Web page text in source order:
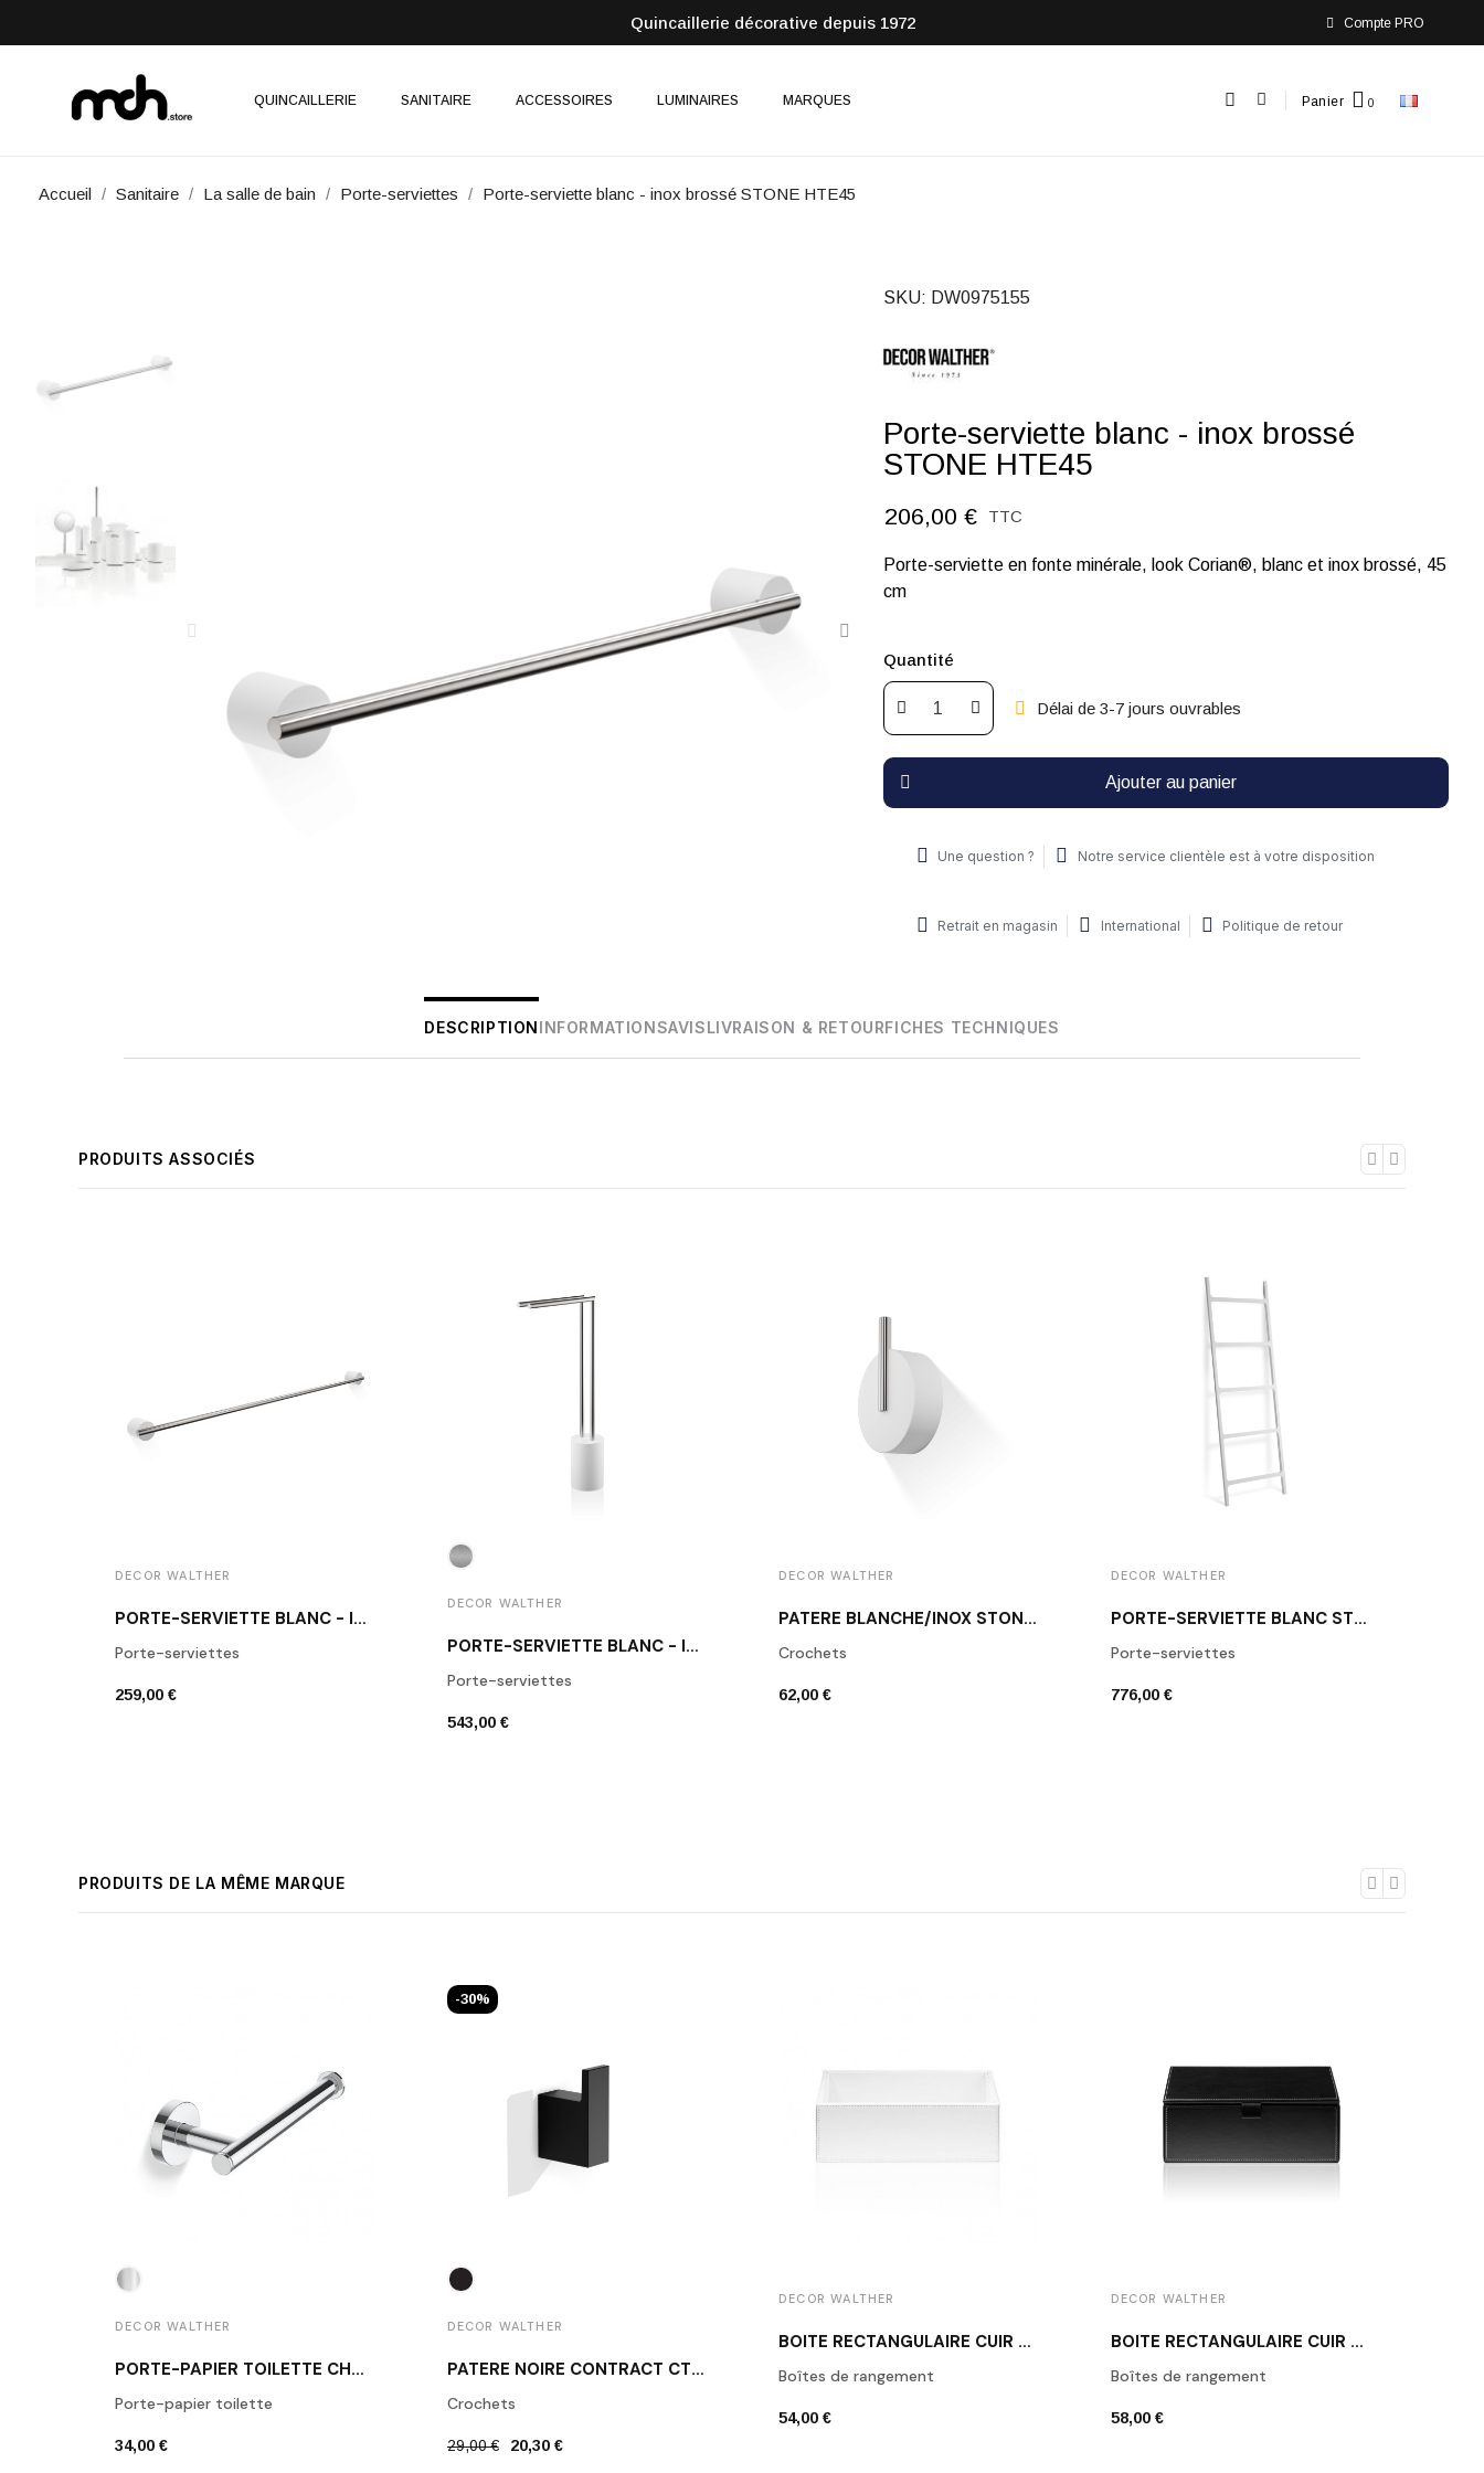
Quincaillerie décorative depuis 1972 Compte PRO
QUINCAILLERIE SANITAIRE ACCESSOIRES LUMINAIRES MARQUES Panier
Accueil Sanitaire La salle de bain Porte-serviettes Porte-serviette blanc - inox brossé STONE HTE45
SKU DW0975155
Porte-serviette blanc - inox brossé
STONE HTE45
206,00 € TTC
Porte-serviette en fonte minérale, look Corian®, blanc et inox brossé, 45
cm
Quantité
Délai de 3-7 jours ouvrables
Ajouter au panier
Une question ? Notre service clientèle est à votre disposition
Retrait en magasin International Politique de retour
DESCRIPTIONINFORMATIONSAVISLIVRAISON & RETOURFICHES TECHNIQUES
PRODUITS ASSOCIÉS
DECOR WALTHER
PORTE-SERVIETTE BLANC - INOX BROSSÉ STONE HTE80
Porte-serviettes
259,00 €
DECOR WALTHER
PORTE-SERVIETTE BLANC - INOX BROSSÉ STONE HT2
Porte-serviettes
543,00 €
DECOR WALTHER
PATÈRE BLANCHE/INOX STONE WHG DECOR WALTHER
Crochets
62,00 €
DECOR WALTHER
PORTE-SERVIETTE BLANC STONE HTL
Porte-serviettes
776,00 €
PRODUITS DE LA MÊME MARQUE
DECOR WALTHER
PORTE-PAPIER TOILETTE CHROME POLI BA TPH1
Porte-papier toilette
34,00 €
DECOR WALTHER
PATÈRE NOIRE CONTRACT CT HAK1 DECOR WALTHER
Crochets
29,00 € 20,30 €
-30%
DECOR WALTHER
BOÎTE RECTANGULAIRE CUIR BLANC BROWNIE BOD2
Boîtes de rangement
54,00 €
DECOR WALTHER
BOÎTE RECTANGULAIRE CUIR NOIR BROWNIE BMD2
Boîtes de rangement
58,00 €